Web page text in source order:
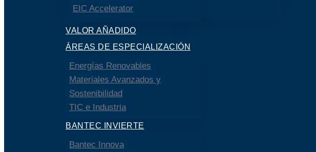
EIC Accelerator
VALOR AÑADIDO
ÁREAS DE ESPECIALIZACIÓN
Energías Renovables
Materiales Avanzados y
Sostenibilidad
TIC e Industria
BANTEC INVIERTE
Bantec Innova